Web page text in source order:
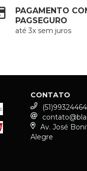
PAGAMENTO
PAGSEGURO
até 3x sem juros
CONTATO
Av. José
Alegre